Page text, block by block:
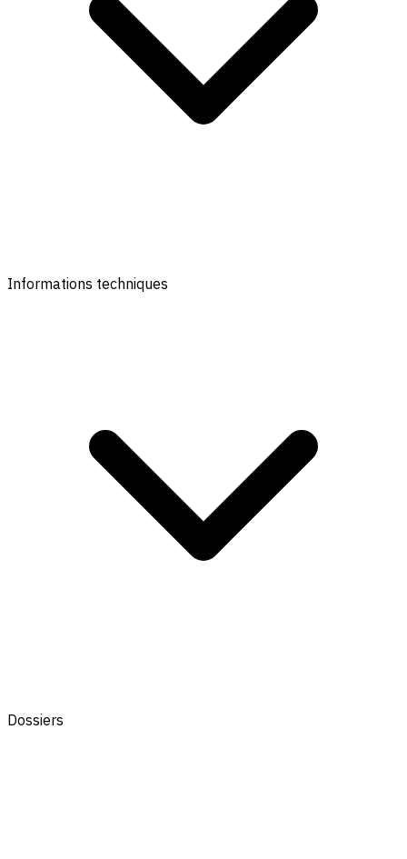
Informations techniques
Dossiers